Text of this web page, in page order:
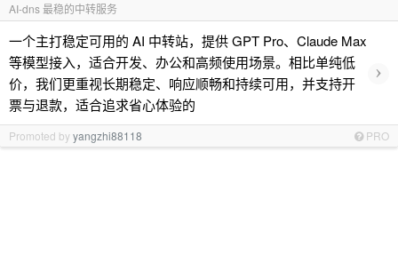
AI-dns 最稳的中转服务
一个主打稳定可用的 AI 中转站，提供 GPT Pro、Claude Max
等模型接入，适合开发、办公和高频使用场景。相比单纯低
价，我们更重视长期稳定、响应顺畅和持续可用，并支持开
票与退款，适合追求省心体验的
›
Promoted byyangzhi88118 PRO